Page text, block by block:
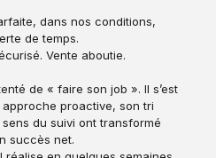
dans nos conditions,
de temps.
Vente aboutie.
de « faire son job ». Il s’est
proactive, son tri
du suivi ont transformé
succès net.